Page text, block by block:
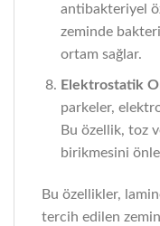
antibakteriyel
zeminde
ortam sağlar.
Elektrostatik
parkeler,
Bu özellik, toz
birikmesini
Bu özellikler,
tercih edilen